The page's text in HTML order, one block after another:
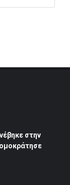
στην